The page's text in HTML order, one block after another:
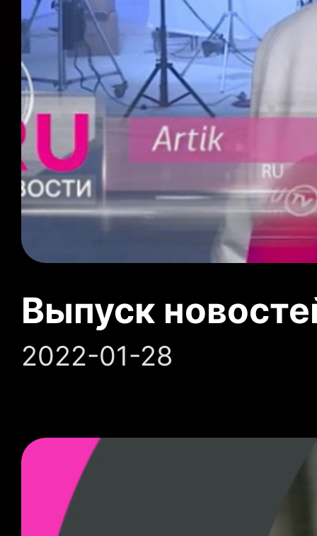
Выпуск
2022-01-28